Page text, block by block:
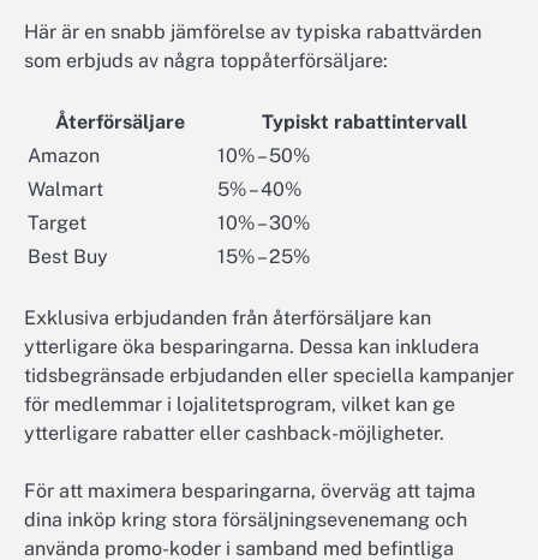
Här är en snabb jämförelse av typiska rabattvärden
som erbjuds av några toppåterförsäljare:
Återförsäljare
Typiskt rabattintervall
Amazon
10% – 50%
Walmart
5% – 40%
Target
10% – 30%
Best Buy
15% – 25%
Exklusiva erbjudanden från återförsäljare kan
ytterligare öka besparingarna. Dessa kan inkludera
tidsbegränsade erbjudanden eller speciella kampanjer
för medlemmar i lojalitetsprogram, vilket kan ge
ytterligare rabatter eller cashback-möjligheter.
För att maximera besparingarna, överväg att tajma
dina inköp kring stora försäljningsevenemang och
använda promo-koder i samband med befintliga